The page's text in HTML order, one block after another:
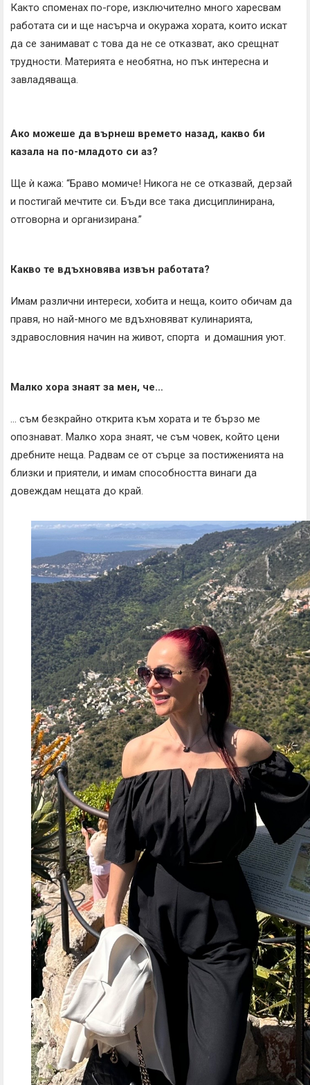
Както споменах по-горе, изключително много харесвам
работата си и ще насърча и окуража хората, които искат
да се занимават с това да не се отказват, ако срещнат
трудности. Материята е необятна, но пък интересна и
завладяваща.
Ако можеше да върнеш времето назад, какво би
казала на по-младото си аз?
Ще ѝ кажа: “Браво момиче! Никога не се отказвай, дерзай
и постигай мечтите си. Бъди все така дисциплинирана,
отговорна и организирана.”
Какво те вдъхновява извън работата?
Имам различни интереси, хобита и неща, които обичам да
правя, но най-много ме вдъхновяват кулинарията,
здравословния начин на живот, спорта и домашния уют.
Малко хора знаят за мен, че…
… съм безкрайно открита към хората и те бързо ме
опознават. Малко хора знаят, че съм човек, който цени
дребните неща. Радвам се от сърце за постиженията на
близки и приятели, и имам способността винаги да
довеждам нещата до край.